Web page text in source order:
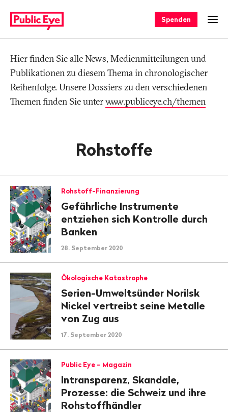
auf
publiceye.ch
Spenden
Tag
Hier finden Sie alle News, Medienmitteilungen und
Publikationen zu diesem Thema in chronologischer
Reihenfolge. Unsere Dossiers zu den verschiedenen
Themen finden Sie unterwww.publiceye.ch/themen
Rohstoffe
Rohstoff-Finanzierung
Gefährliche Instrumente
entziehen sich Kontrolle durch
Banken
28. September 2020
Ökologische Katastrophe
Serien-Umweltsünder Norilsk
Nickel vertreibt seine Metalle
von Zug aus
17. September 2020
Public Eye – Magazin
Intransparenz, Skandale,
Prozesse: die Schweiz und ihre
Rohstoffhändler